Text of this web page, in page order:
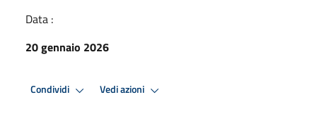
Data :
20 gennaio 2026
Condividi Vedi azioni